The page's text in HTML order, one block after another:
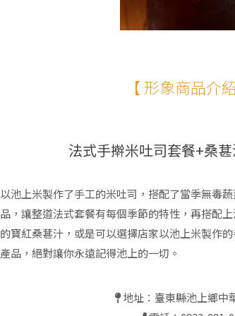
【 形象商品介紹
法式手擀米吐司套餐+桑
以池上米製作了手工的米吐司，搭配了當季無毒
品，讓整道法式套餐有每個季節的特性，再搭配
的寶紅桑葚汁，或是可以選擇店家以池上米製作
產品，絕對讓你永遠記得池上的一切。
地址：臺東縣池上鄉中